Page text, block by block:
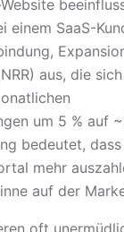
einem SaaS-
aus, die
um 5 % auf
bedeutet,
mehr
auf der
oft